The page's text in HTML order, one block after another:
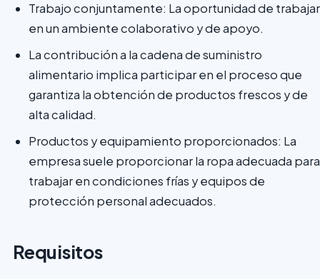
Trabajo conjuntamente: La oportunidad de trabajar
en un ambiente colaborativo y de apoyo.
La contribución a la cadena de suministro
alimentario implica participar en el proceso que
garantiza la obtención de productos frescos y de
alta calidad.
Productos y equipamiento proporcionados: La
empresa suele proporcionar la ropa adecuada para
trabajar en condiciones frías y equipos de
protección personal adecuados.
Requisitos